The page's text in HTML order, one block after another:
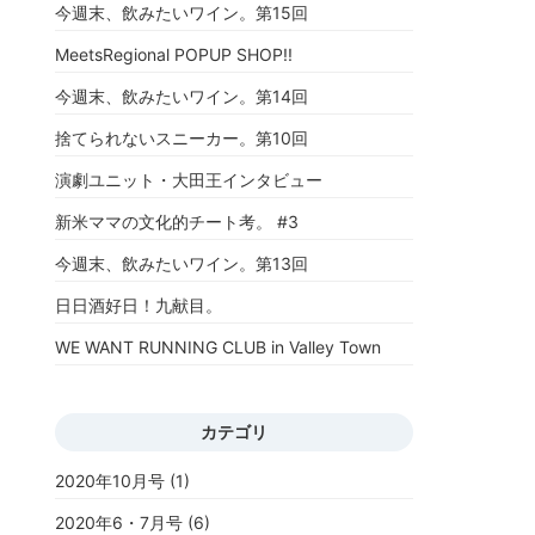
今週末、飲みたいワイン。第15回
MeetsRegional POPUP SHOP!!
今週末、飲みたいワイン。第14回
捨てられないスニーカー。第10回
演劇ユニット・大田王インタビュー
新米ママの文化的チート考。 #3
今週末、飲みたいワイン。第13回
日日酒好日！九献目。
WE WANT RUNNING CLUB in Valley Town
カテゴリ
2020年10月号 (1)
2020年6・7月号 (6)